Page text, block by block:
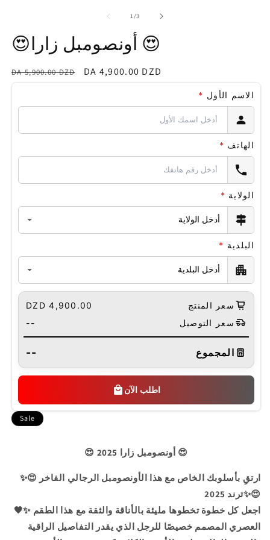
1/of
3
😍أونصومبل زارا 😍
Regular
price
DA 5,900.00 DZD
Sale
price
DA 4,900.00 DZD
الاسم الأول *
الهاتف *
الولاية *
البلدية *
سعر المنتج
4,900.00 DZD
سعر التوصيل
--
المجموع --
اطلب الآن
Sale
😍 2025 أونصومبل زارا 😍
✨😍 ارتقِ بأسلوبك الخاص مع هذا الأونصومبل الرجالي الفاخر
ترند 2025✨😍
🖤✨ اجعل كل خطوة تخطوها مليئة بالأناقة والثقة مع هذا الطقم
العصري المصمم خصيصًا للرجل الذي يقدر التفاصيل الراقية